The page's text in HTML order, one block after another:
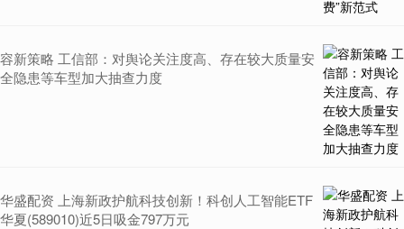
容新策略 工信部：对舆论关注度高、存在较大质量安
全隐患等车型加大抽查力度
华盛配资 上海新政护航科技创新！科创人工智能ETF
华夏(589010)近5日吸金797万元